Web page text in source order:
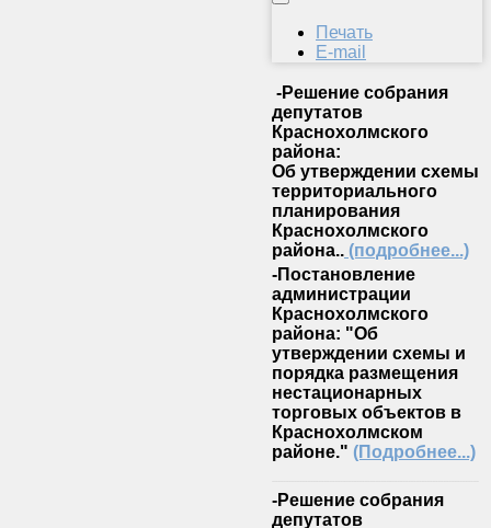
Печать
E-mail
-Решение собрания
депутатов
Краснохолмского
района:
Об утверждении схемы
территориального
планирования
Краснохолмского
района.. (подробнее...)
-Постановление
администрации
Краснохолмского
района: "Об
утверждении схемы и
порядка размещения
нестационарных
торговых объектов в
Краснохолмском
районе." (Подробнее...)
-Решение собрания
депутатов